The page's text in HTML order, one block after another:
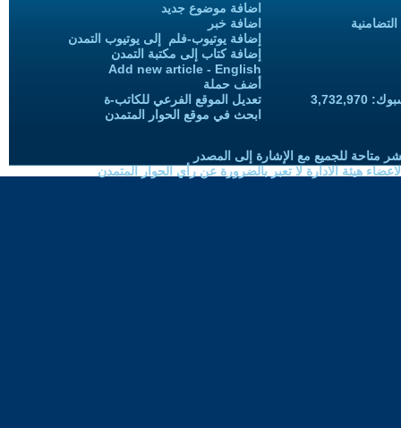
اضافة موضوع جديد
اضافة خبر
إضافة يوتيوب-فلم إلى يوتيوب التمدن
إضافة كتاب إلى مكتبة التمدن
Add new article - English
أضف حملة
تعديل الموقع الفرعي للكاتب-ة
ابحث في موقع الحوار المتمدن
متاحة للجميع مع الإشارة إلى المصدر
هيئة الادارة لا تعبر بالضرورة عن رأي الحوار المتمدن